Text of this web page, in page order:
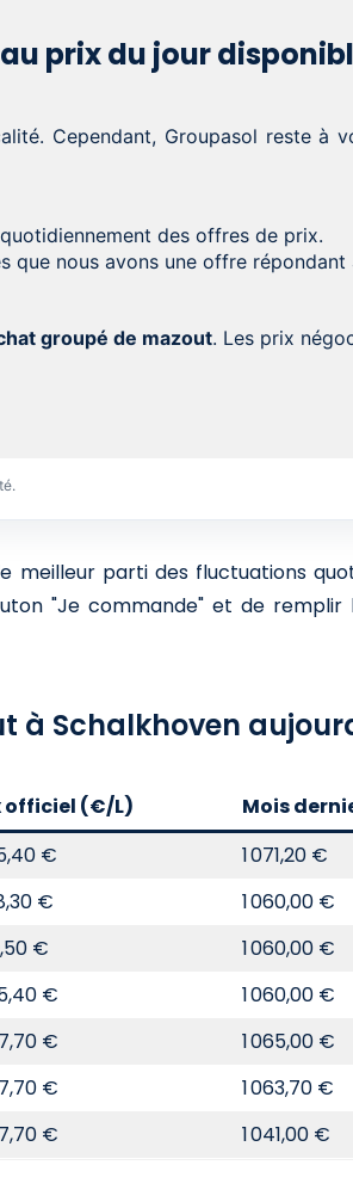
prix du jour
Cependant, Groupasol reste à
des offres de prix.
que nous avons une offre répondant
groupé de mazout. Les prix
parti des fluctuations
"Je commande" et de
à Schalkhoven
officiel (€/L)
Mois
€
1 071,20 €
€
1 060,00 €
€
1 060,00 €
€
1 060,00 €
€
1 065,00 €
€
1 063,70 €
€ 1 041,00 €